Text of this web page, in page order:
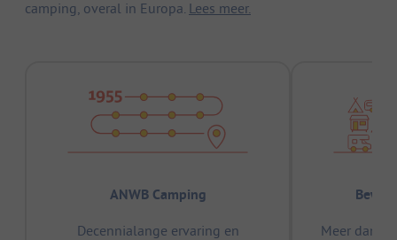
camping, overal in Europa. Lees meer.
ANWB Camping
Decennialange ervaring en
Meer dan